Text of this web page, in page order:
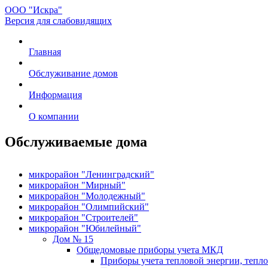
ООО "Искра"
Версия для слабовидящих
Главная
Обслуживание домов
Информация
О компании
Обслуживаемые дома
микрорайон "Ленинградский"
микрорайон "Мирный"
микрорайон "Молодежный"
микрорайон "Олимпийский"
микрорайон "Строителей"
микрорайон "Юбилейный"
Дом № 15
Общедомовые приборы учета МКД
Приборы учета тепловой энергии,